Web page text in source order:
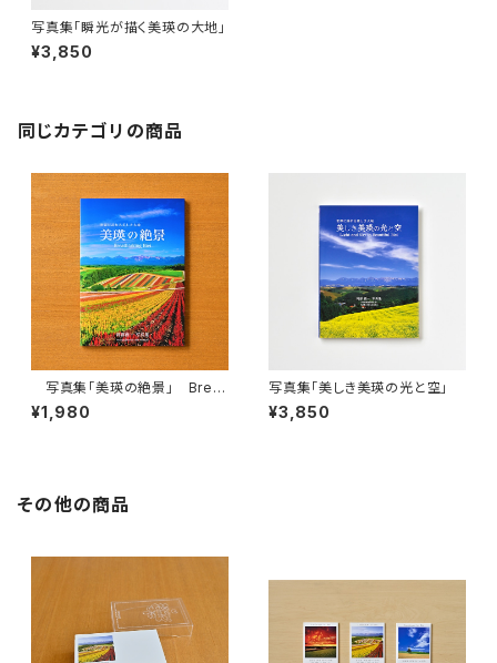
写真集「瞬光が描く美瑛の大地」
¥3,850
同じカテゴリの商品
写真集「美瑛の絶景」 Breat
¥1,980
写真集「美しき美瑛の光と空」
¥3,850
その他の商品